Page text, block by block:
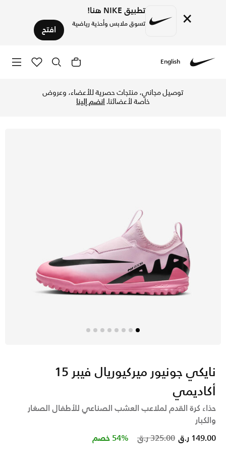
× تطبيق NIKE هنا!
تسوق ملابس وأحذية رياضية افتح
English
توصيل مجاني، منتجات حصرية للأعضاء، وعروض
خاصة لأعضائنا.انضم إلينا
نايكي جونيور ميركيوريال فيبر 15
أكاديمي
حذاء كرة القدم لملاعب العشب الصناعي للأطفال الصغار
والكبار
Price reduced from
325.00 ر.ق to 149.00 ر.ق 54% خصم